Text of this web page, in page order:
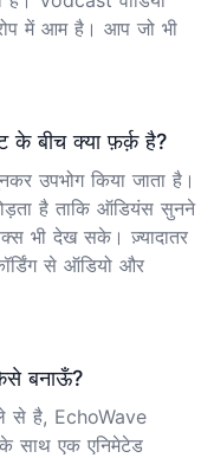
में आम है। आप जो भी
के बीच क्या फ़र्क़ है?
उपभोग किया जाता है।
है ताकि ऑडियंस सुनने
भी देख सके। ज़्यादातर
से ऑडियो और
बनाऊँ?
से है, EchoWave
साथ एक एनिमेटेड